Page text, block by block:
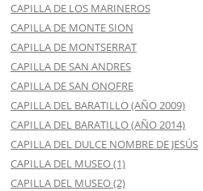
CAPILLA DE LOS MARINEROS
CAPILLA DE MONTE SION
CAPILLA DE MONTSERRAT
CAPILLA DE SAN ANDRES
CAPILLA DE SAN ONOFRE
CAPILLA DEL BARATILLO (AÑO 2009)
CAPILLA DEL BARATILLO (AÑO 2014)
CAPILLA DEL DULCE NOMBRE DE JESÚS
CAPILLA DEL MUSEO (1)
CAPILLA DEL MUSEO (2)